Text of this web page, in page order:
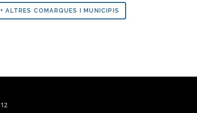
+ ALTRES COMARQUES I MUNICIPIS